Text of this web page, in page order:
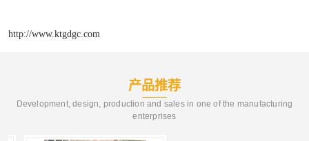
http://www.ktgdgc.com
产品推荐
Development, design, production and sales in one of the manufacturing
enterprises